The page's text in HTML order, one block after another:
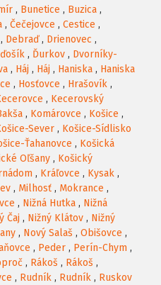
, Bunetice , Buzica ,
, Čečejovce , Cestice ,
, Debraď, Drienovec ,
, Ďurkov , Dvorníky-
, Háj , Háj , Haniska , Haniska
, Hosťovce , Hrašovík ,
, Kecerovský
, Komárovce , Košice ,
Sever , Košice-Sídlisko
Ťahanovce , Košická
Oľšany , Košický
, Kráľovce , Kysak ,
, Milhosť , Mokrance ,
, Nižná Hutka , Nižná
Čaj , Nižný Klátov , Nižný
, Nový Salaš , Obišovce ,
, Peder , Perín-Chym ,
, Rákoš , Rákoš ,
, Rudník , Rudník , Ruskov